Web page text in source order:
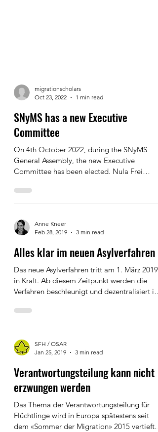
Oct 23, 2022
1 min read
SNyMS has a new Executive
Committee
On 4th October 2022, during the SNyMS
Committee has been elected. Nula Frei
continues as a President...
Feb 28, 2019
3 min read
Alles klar im neuen Asylverfahren
Das neue Asylverfahren tritt am 1. März 2019
Verfahren beschleunigt und dezentralisiert in
sechs...
Jan 25, 2019
3 min read
Verantwortungsteilung kann nicht
erzwungen werden
Das Thema der Verantwortungsteilung für